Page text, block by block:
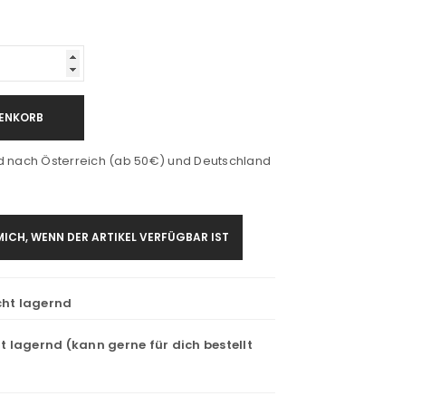
nach Österreich (ab 50€) und Deutschland
WENN DER ARTIKEL VERFÜGBAR IST
lagernd
lagernd (kann gerne für dich bestellt